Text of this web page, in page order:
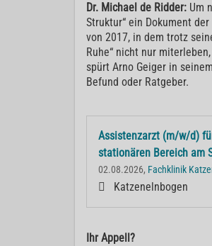
Dr. Michael de Ridder: Um
Struktur“ ein Dokument
von 2017, in dem trotz
Ruhe“ nicht nur
spürt Arno Geiger in
Befund oder Ratgeber.
Assistenzarzt (m/w/d)
stationären Bereich am
02.08.2026, Fachklinik
Katzenelnbogen
Ihr Appell?